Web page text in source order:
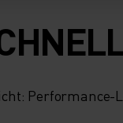
Performance-